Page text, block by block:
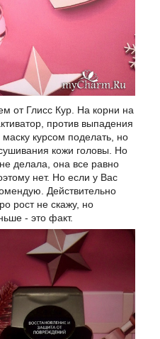
от Глисс Кур. На корни на
против выпадения
курсом поделать, но
кожи головы. Но
делала, она все равно
нет. Но если у Вас
Действительно
рост не скажу, но
- это факт.